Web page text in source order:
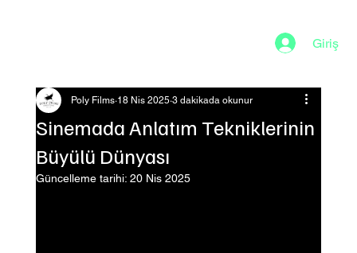
Giriş
Sinemada Anlatım Tekniklerinin
Büyülü Dünyası
Poly Films 18 Nis 2025 3 dakikada okunur
Güncelleme tarihi: 20 Nis 2025